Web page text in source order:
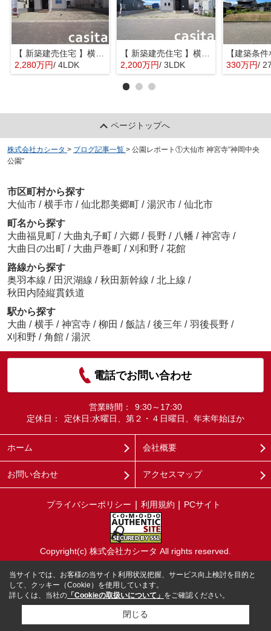
【 新築建売住宅 】横手市八幡字長者町No58 横手北小学校区のオール電化 4LDK
2,280万円/ 4LDK
【 新築建売住宅 】横手市八幡字長者町No50 横手北小学校区のオール電化 3LDK
2,200万円/ 3LDK 330万円/
ページトップへ
株式会社カシータ > ブログ記事一覧 > 公園レポート①大仙市 神宮寺”神岡中央
公園”
市区町村から探す
大仙市 / 横手市 / 仙北郡美郷町 / 湯沢市 / 仙北市
町名から探す
大曲福見町 / 大曲丸子町 / 六郷 / 長野 / 八幡 / 神宮寺 /
大曲日の出町 / 大曲戸巻町 / 刈和野 / 花館
路線から探す
奥羽本線 / 田沢湖線 / 秋田新幹線 / 北上線 /
秋田内陸縦貫鉄道
駅から探す
大曲 / 横手 / 神宮寺 / 柳田 / 飯詰 / 後三年 / 羽後長野 /
刈和野 / 角館 / 湯沢
電話でお問い合わせ
営業時間：
9:30～17:30
定休日：
定休日:水曜日、第２・４日曜日、年末年始ほか
ホーム 会社概要
お問い合わせ アクセスマップ
プライバシーポリシー 利用規約 PCサイト
Copyright(c) 株式会社カシータ All rights reserved.
当サイトでは、お客様の当サイト利用状況把握、サービス向上検討を目的と
して、クッキー（Cookie）を使用しています。
詳しくは、当社の 「Cookieの取扱いについて」 をご確認ください。
閉じる